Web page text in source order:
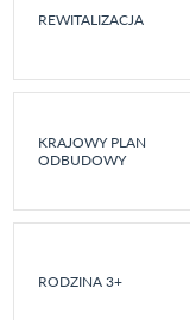
REWITALIZACJA
KRAJOWY PLAN
ODBUDOWY
RODZINA 3+